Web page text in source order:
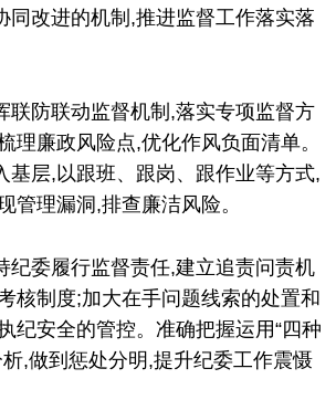
同改进的机制,推进监督工作落实落
联防联动监督机制,落实专项监督方
理廉政风险点,优化作风负面清单。
基层,以跟班、跟岗、跟作业等方式,
管理漏洞,排查廉洁风险。
纪委履行监督责任,建立追责问责机
核制度;加大在手问题线索的处置和
纪安全的管控。准确把握运用“四种
,做到惩处分明,提升纪委工作震慑